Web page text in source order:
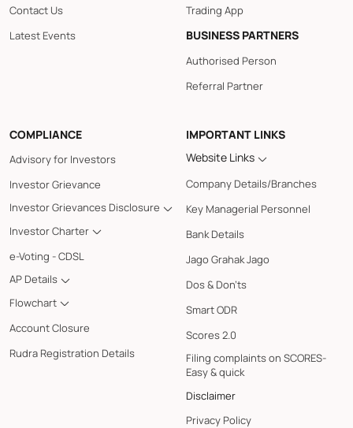
Contact Us
Latest Events
Trading App
BUSINESS PARTNERS
Authorised Person
Referral Partner
COMPLIANCE
Advisory for Investors
Investor Grievance
Investor Grievances Disclosure
Investor Charter
e-Voting - CDSL
AP Details
Flowchart
Account Closure
Rudra Registration Details
IMPORTANT LINKS
Website Links
Company Details/Branches
Key Managerial Personnel
Bank Details
Jago Grahak Jago
Dos & Don'ts
Smart ODR
Scores 2.0
Filing complaints on SCORES-
Easy & quick
Disclaimer
Privacy Policy